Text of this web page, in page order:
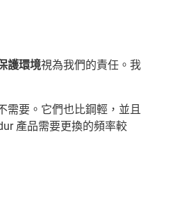
護環境視為我們的責任。我
需要。它們也比鋼輕，並且
產品需要更換的頻率較